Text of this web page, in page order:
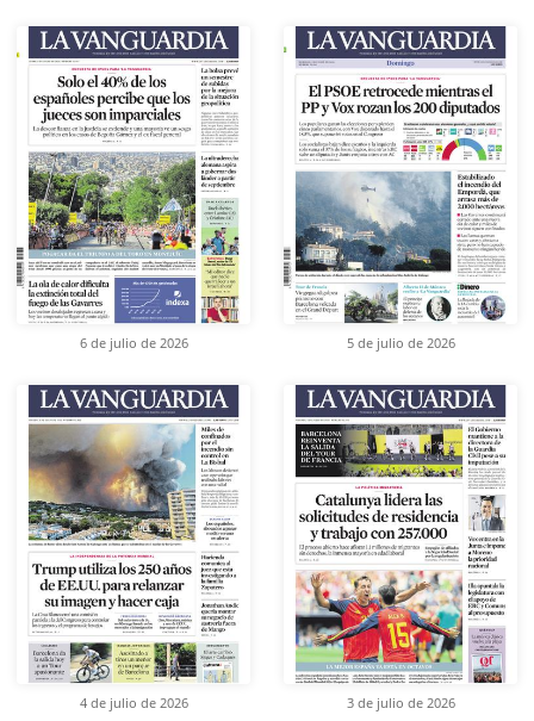
6 de julio de 2026 5 de julio de 2026
4 de julio de 2026 3 de julio de 2026